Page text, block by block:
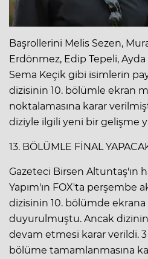
Başrollerini Melis Sezen,
Erdönmez, Edip Tepeli,
Sema Keçik gibi isimlerin
dizisinin 10. bölümle ekran
noktalamasına karar
diziyle ilgili yeni bir gelişme
13. BÖLÜMLE FİNAL
Gazeteci Birsen Altuntaş'ın
Yapım'ın FOX'ta perşembe
dizisinin 10. bölümde
duyurulmuştu. Ancak
devam etmesi karar verildi. 3
bölüme tamamlanmasına